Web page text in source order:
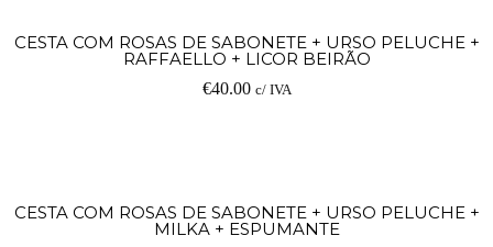
CESTA COM ROSAS DE SABONETE + URSO PELUCHE +
RAFFAELLO + LICOR BEIRÃO
€40.00 c/ IVA
CESTA COM ROSAS DE SABONETE + URSO PELUCHE +
MILKA + ESPUMANTE